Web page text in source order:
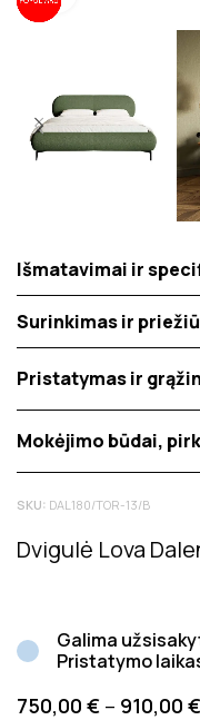
Išmatavimai ir
Surinkimas ir
Pristatymas ir
Mokėjimo būdai,
SKU: DAL180/TOR-13/B
Dvigulė Lova
Galima
Pristatymo
750,00 € – 910,00 €